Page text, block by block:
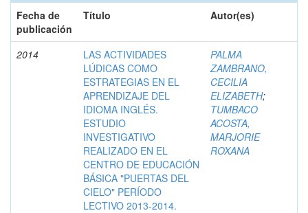
Fecha de
publicación
Título Autor(es)
2014
LAS ACTIVIDADES
LÚDICAS COMO
ESTRATEGIAS EN EL
APRENDIZAJE DEL
IDIOMA INGLÉS.
ESTUDIO
INVESTIGATIVO
REALIZADO EN EL
CENTRO DE EDUCACIÓN
BÁSICA "PUERTAS DEL
CIELO" PERÍODO
LECTIVO 2013-2014.
PALMA
ZAMBRANO,
CECILIA
ELIZABETH;
TUMBACO
ACOSTA,
MARJORIE
ROXANA